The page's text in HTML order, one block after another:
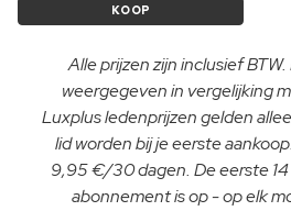
KOOP
Alle prijzen zijn inclusief
weergegeven in vergelijking
Luxplus ledenprijzen gelden
lid worden bij je eerste
9,95 €/30 dagen. De eerste
abonnement is op - op elk